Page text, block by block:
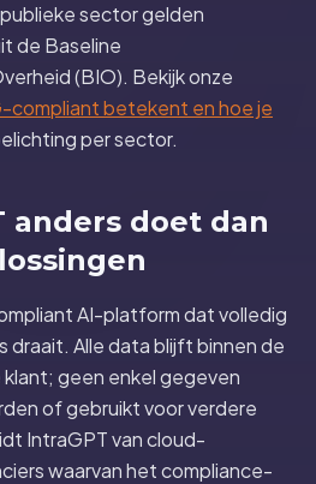
sector gelden
de Baseline
(BIO). Bekijk onze
compliant betekent en hoe je
per sector.
anders doet dan
AI-platform dat volledig
draait. Alle data blijft binnen de
geen enkel gegeven
of gebruikt voor verdere
IntraGPT van cloud-
waarvan het compliance-